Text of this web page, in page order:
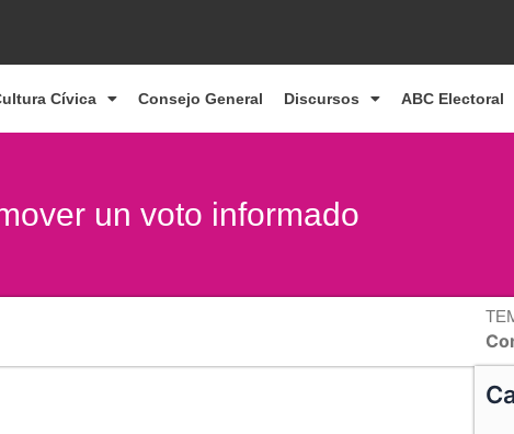
Cívica Consejo General Discursos ABC Electoral
un voto informado